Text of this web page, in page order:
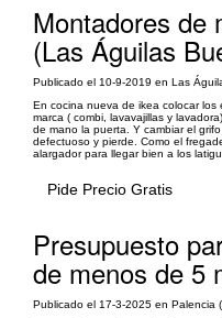
Montadores de
(Las Águilas
Publicado el 10-9-2019 en Las
En cocina nueva de ikea colocar
marca ( combi, lavavajillas y
de mano la puerta. Y cambiar el
defectuoso y pierde. Como el
alargador para llegar bien a los
Pide Precio Gratis
Presupuesto
de menos de 5
Publicado el 17-3-2025 en Palencia